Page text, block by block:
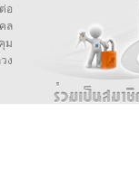
อ
ล
ม
ง